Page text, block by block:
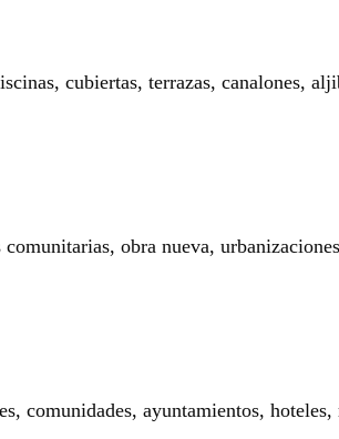
cubiertas, terrazas, canalones,
obra nueva,
comunidades, ayuntamientos,